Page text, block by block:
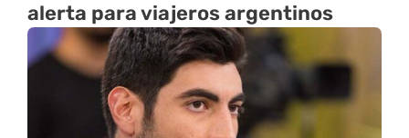
alerta para viajeros argentinos